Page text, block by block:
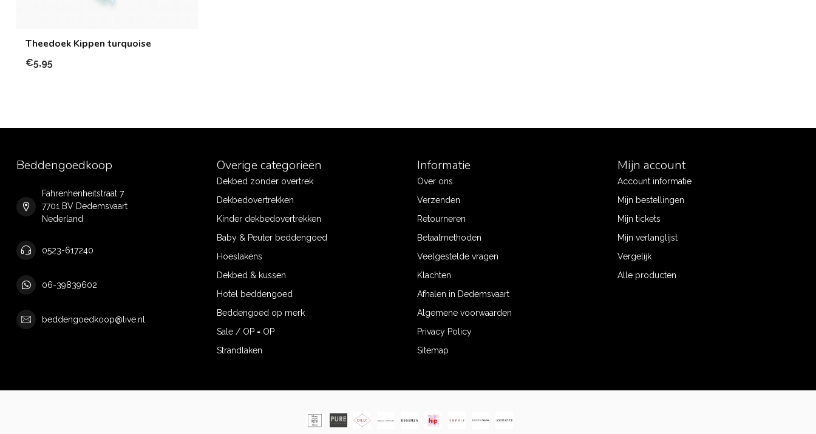
Theedoek Kippen turquoise
€5,95
Beddengoedkoop
Fahrenhenheitstraat 7
7701 BV Dedemsvaart
Nederland
0523-617240
06-39839602
beddengoedkoop@live.nl
Overige categorieën
Dekbed zonder overtrek
Dekbedovertrekken
Kinder dekbedovertrekken
Baby & Peuter beddengoed
Hoeslakens
Dekbed & kussen
Hotel beddengoed
Beddengoed op merk
Sale / OP = OP
Strandlaken
Informatie
Over ons
Verzenden
Retourneren
Betaalmethoden
Veelgestelde vragen
Klachten
Afhalen in Dedemsvaart
Algemene voorwaarden
Privacy Policy
Sitemap
Mijn account
Account informatie
Mijn bestellingen
Mijn tickets
Mijn verlanglijst
Vergelijk
Alle producten